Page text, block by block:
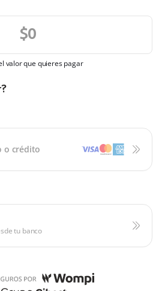
valor que quieres pagar
o crédito
tu banco